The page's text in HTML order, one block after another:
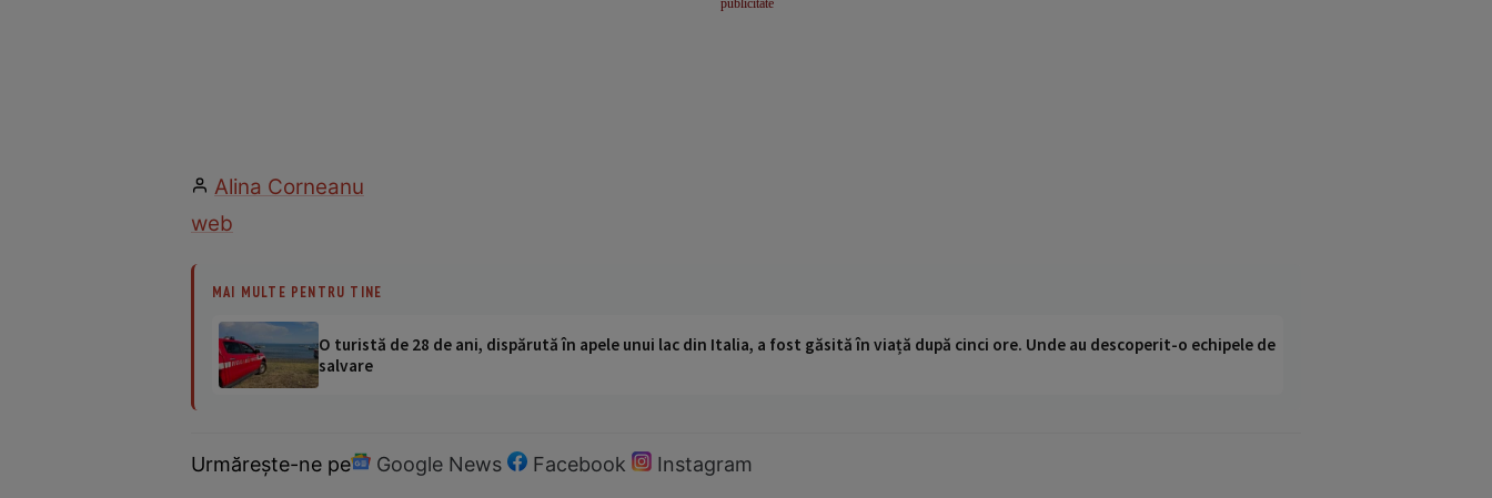
Alina Corneanu
web
MAI MULTE PENTRU TINE
O turistă de 28 de ani, dispărută în apele unui lac din Italia, a fost găsită în viață după cinci ore. Unde au descoperit-o echipele de
salvare
Urmărește-ne pe Google News Facebook Instagram